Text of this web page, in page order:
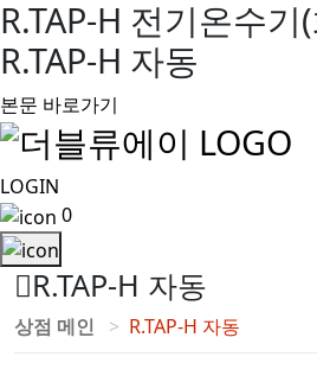
R.TAP-H 전기온수기
R.TAP-H 자동
본문 바로가기
LOGIN
0
R.TAP-H 자동
상점 메인 R.TAP-H 자동